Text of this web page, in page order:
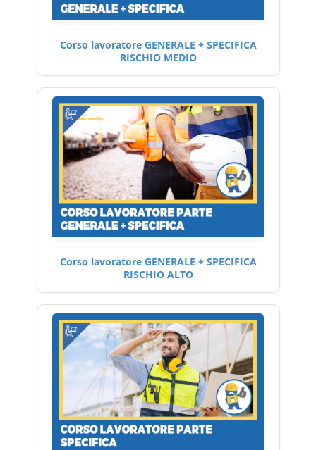
Corso lavoratore GENERALE + SPECIFICA
RISCHIO MEDIO
Corso lavoratore GENERALE + SPECIFICA
RISCHIO ALTO